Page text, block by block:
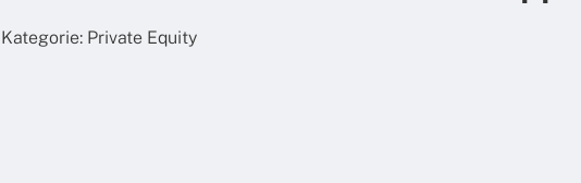
Kate­go­rie: Private Equity